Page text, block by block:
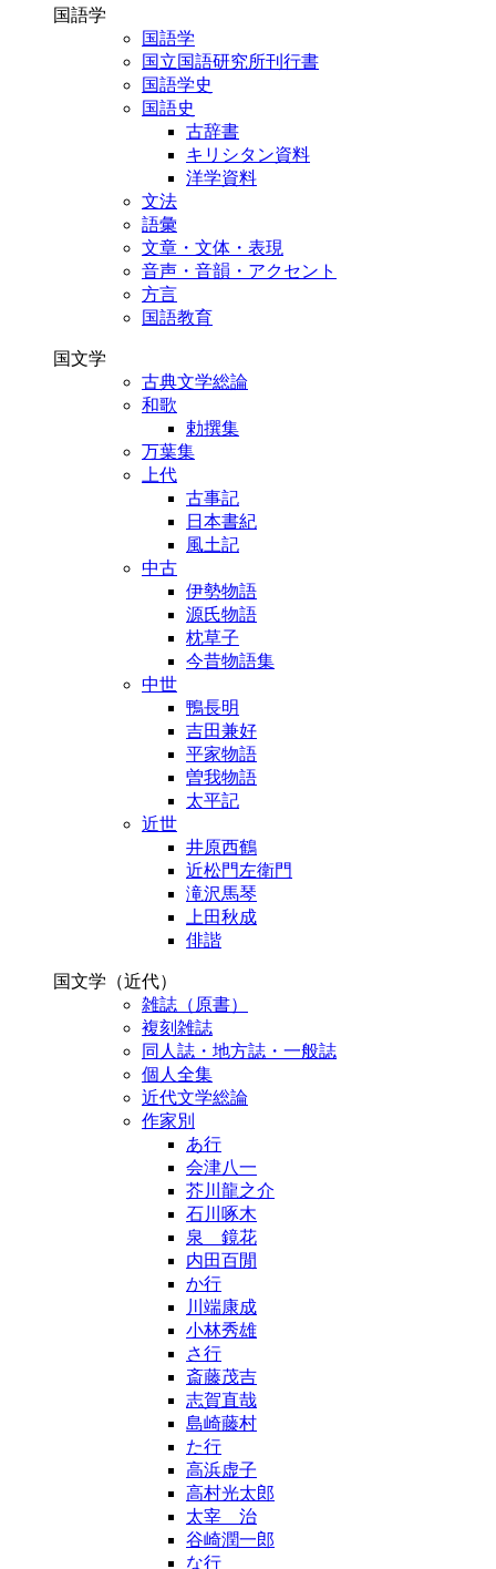
国語学
国語学
国立国語研究所刊行書
国語学史
国語史
古辞書
キリシタン資料
洋学資料
文法
語彙
文章・文体・表現
音声・音韻・アクセント
方言
国語教育
国文学
古典文学総論
和歌
勅撰集
万葉集
上代
古事記
日本書紀
風土記
中古
伊勢物語
源氏物語
枕草子
今昔物語集
中世
鴨長明
吉田兼好
平家物語
曽我物語
太平記
近世
井原西鶴
近松門左衛門
滝沢馬琴
上田秋成
俳諧
国文学（近代）
雑誌（原書）
複刻雑誌
同人誌・地方誌・一般誌
個人全集
近代文学総論
作家別
あ行
会津八一
芥川龍之介
石川啄木
泉 鏡花
内田百閒
か行
川端康成
小林秀雄
さ行
斎藤茂吉
志賀直哉
島崎藤村
た行
高浜虚子
高村光太郎
太宰 治
谷崎潤一郎
な行